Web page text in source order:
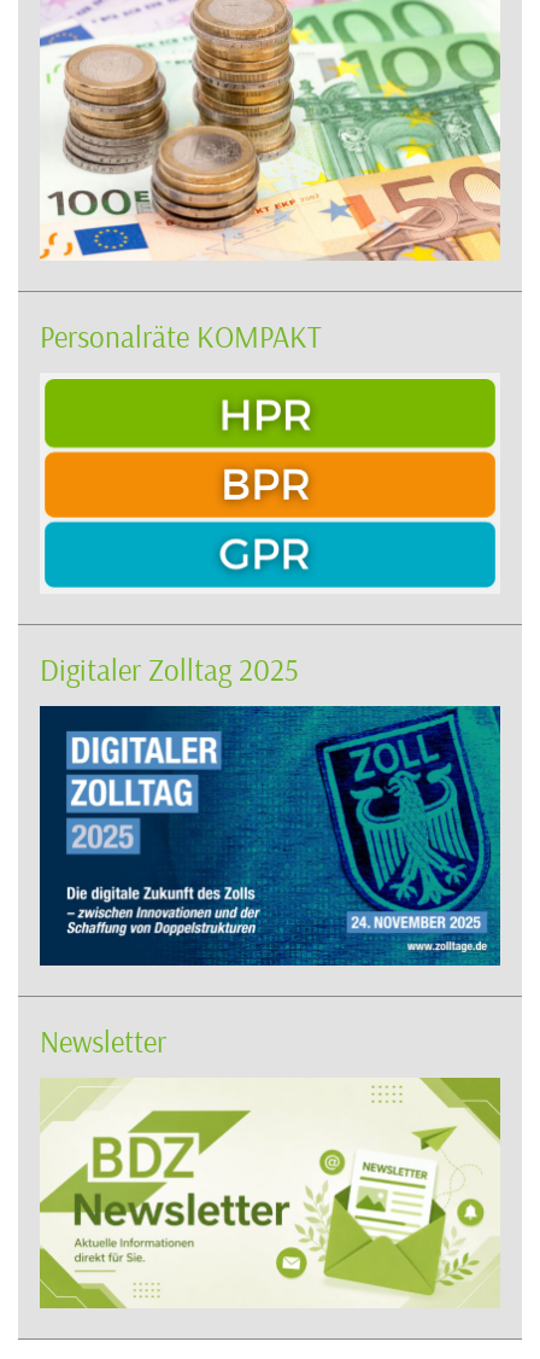
Personalräte KOMPAKT
Digitaler Zolltag 2025
Newsletter